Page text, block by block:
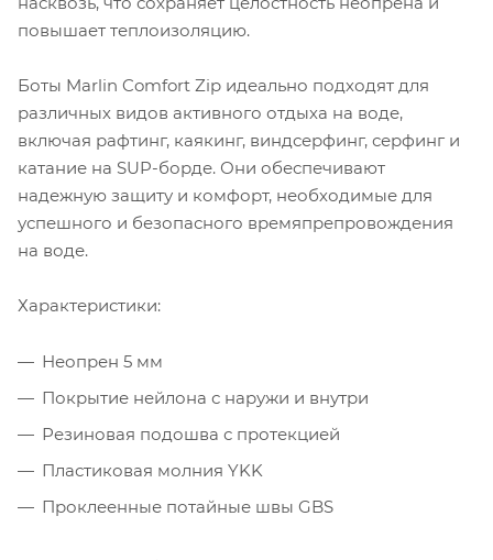
повышает теплоизоляцию.
Боты Marlin Comfort Zip идеально подходят для
различных видов активного отдыха на воде,
включая рафтинг, каякинг, виндсерфинг, серфинг и
катание на SUP-борде. Они обеспечивают
надежную защиту и комфорт, необходимые для
успешного и безопасного времяпрепровождения
на воде.
Характеристики:
Неопрен 5 мм
Покрытие нейлона с наружи и внутри
Резиновая подошва с протекцией
Пластиковая молния YKK
Проклеенные потайные швы GBS